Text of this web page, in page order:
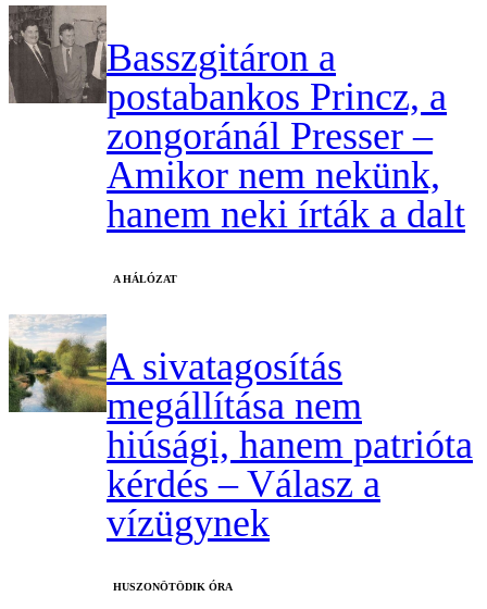
Basszgitáron a
postabankos Princz, a
zongoránál Presser –
Amikor nem nekünk,
hanem neki írták a dalt
A HÁLÓZAT
A sivatagosítás
megállítása nem
hiúsági, hanem patrióta
kérdés – Válasz a
vízügynek
HUSZONÖTÖDIK ÓRA